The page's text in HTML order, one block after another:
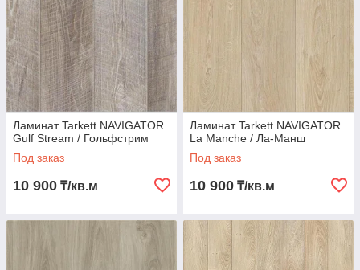
Ламинат Tarkett NAVIGATOR
Gulf Stream / Гольфстрим
Под заказ
10 900 ₸/кв.м
Ламинат Tarkett NAVIGATOR
La Manche / Ла-Манш
Под заказ
10 900 ₸/кв.м